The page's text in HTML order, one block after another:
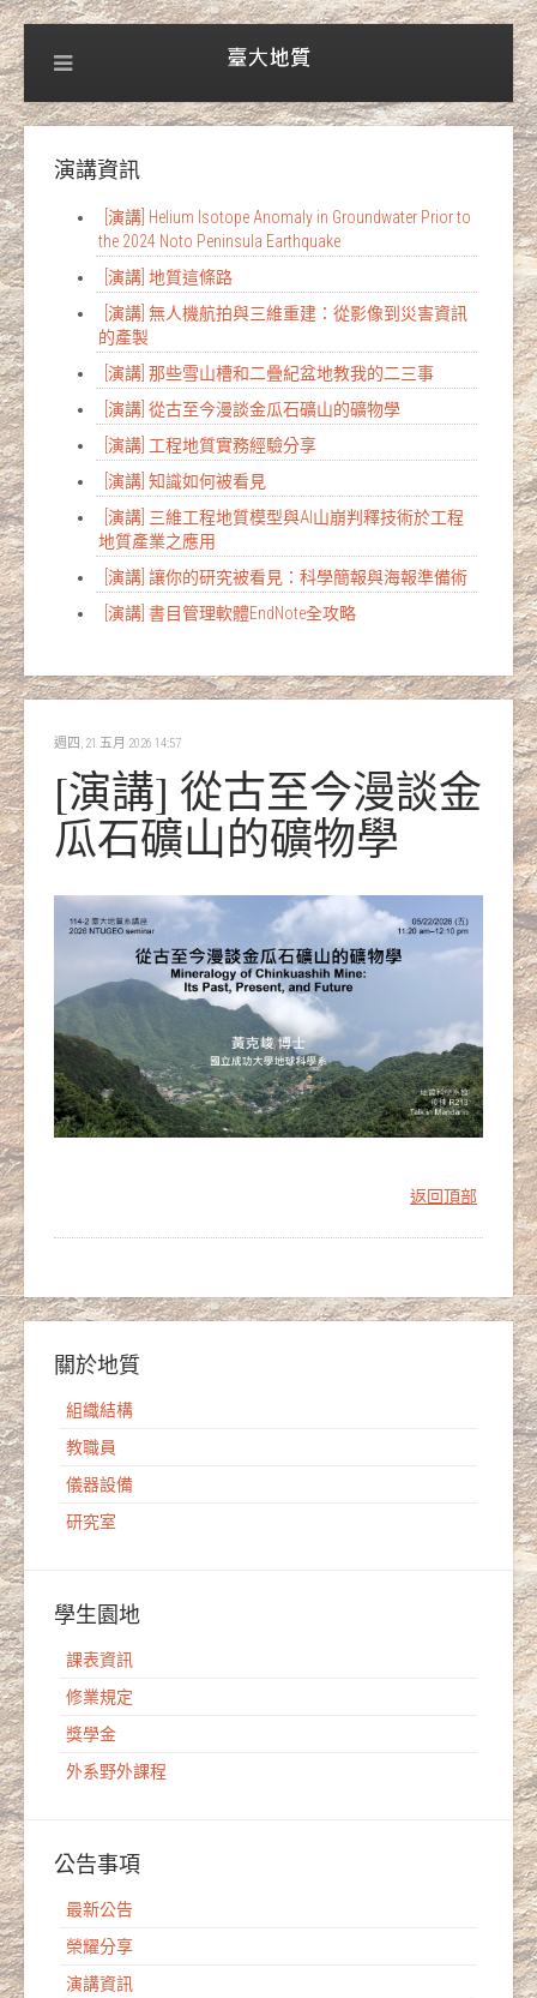
演講資訊
[演講] Helium Isotope Anomaly in Groundwater Prior to
the 2024 Noto Peninsula Earthquake
[演講] 地質這條路
[演講] 無人機航拍與三維重建：從影像到災害資訊
的產製
[演講] 那些雪山槽和二疊紀盆地教我的二三事
[演講] 從古至今漫談金瓜石礦山的礦物學
[演講] 工程地質實務經驗分享
[演講] 知識如何被看見
[演講] 三維工程地質模型與AI山崩判釋技術於工程
地質產業之應用
[演講] 讓你的研究被看見：科學簡報與海報準備術
[演講] 書目管理軟體EndNote全攻略
週四, 21 五月 2026 14:57
[演講] 從古至今漫談金
瓜石礦山的礦物學
返回頂部
關於地質
組織結構
教職員
儀器設備
研究室
學生園地
課表資訊
修業規定
獎學金
外系野外課程
公告事項
最新公告
榮耀分享
演講資訊